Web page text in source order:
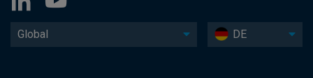
Global DE